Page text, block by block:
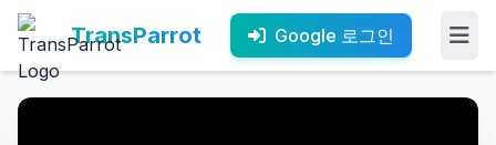
TransParrot Google 로그인